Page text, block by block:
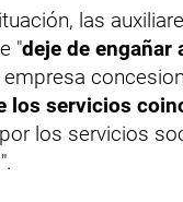
las
"deje de engañar
los servicios
por los servicios